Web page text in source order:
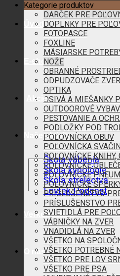
Úvod
E-shop
Akcie
Naše aktivity
Škola vábenia
Škola kynológie
Škola strelectva
Lovtek Podcast
Veľkoobchod
O nás
Kategorie produktov
DARČEK PRE
DOPLNKY PRE
FOTOPASCE
FOXLINE
MÄSIARSKE
NOŽE
OBRANNÉ
ODPUDZOVAČE
OPTIKA
OSIVÁ A MIEŠANKY
OUTDOOROVÉ
PESTOVANIE A
PODLOŽKY POD
POĽOVNÍCKA OBUV
POĽOVNÍCKA
POĽOVNÍCKE KNIHY,
POĽOVNÍCKE
POĽOVNÍCKE
POĽOVNÍCKE
PRÍSLUŠENSTVO
PRÍSLUŠENSTVO
SVIETIDLÁ PRE
VÁBNIČKY NA ZVER
VNADIDLÁ NA ZVER
VŠETKO NA
VŠETKO POTREBNÉ
VŠETKO PRE LOV
VŠETKO PRE PSA